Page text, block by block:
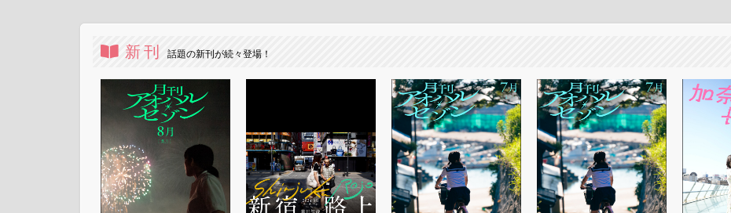
新刊 話題の新刊が続々登場！